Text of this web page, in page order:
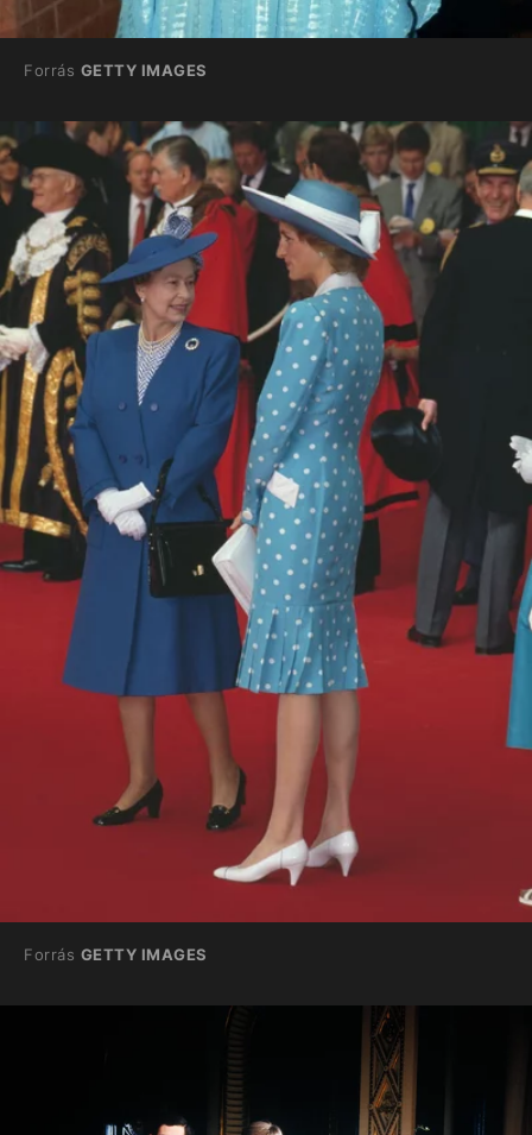
Forrás GETTY IMAGES
Forrás GETTY IMAGES